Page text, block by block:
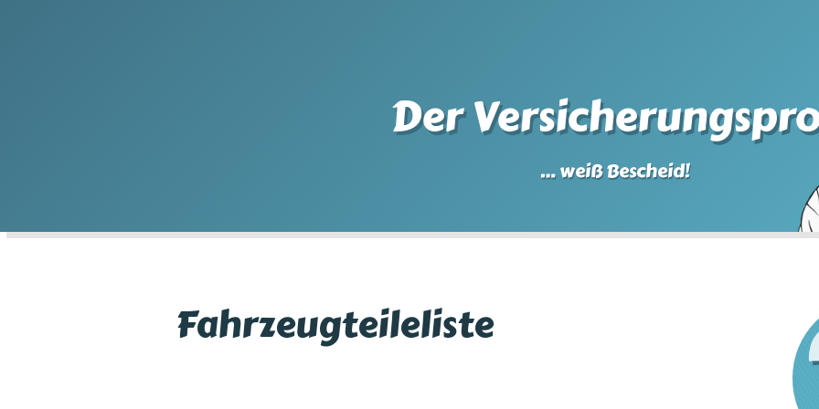
Der
… weiß Bescheid!
Fahrzeugteileliste